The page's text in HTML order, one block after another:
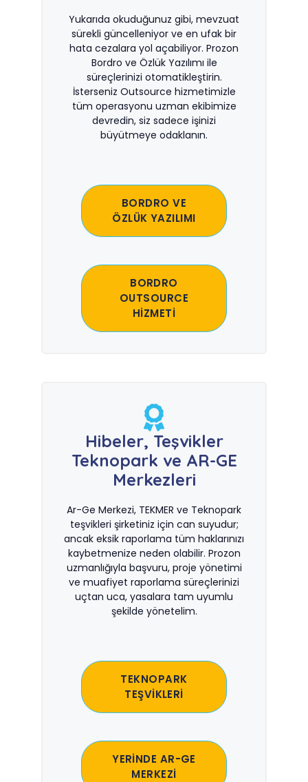
Yukarıda okuduğunuz gibi, mevzuat
sürekli güncelleniyor ve en ufak bir
hata cezalara yol açabiliyor. Prozon
Bordro ve Özlük Yazılımı ile
süreçlerinizi otomatikleştirin.
İsterseniz Outsource hizmetimizle
tüm operasyonu uzman ekibimize
devredin, siz sadece işinizi
büyütmeye odaklanın.
BORDRO VE
ÖZLÜK YAZILIMI
BORDRO
OUTSOURCE
HİZMETİ
Hibeler, Teşvikler
Teknopark ve AR-GE
Merkezleri
Ar-Ge Merkezi, TEKMER ve Teknopark
teşvikleri şirketiniz için can suyudur;
ancak eksik raporlama tüm haklarınızı
kaybetmenize neden olabilir. Prozon
uzmanlığıyla başvuru, proje yönetimi
ve muafiyet raporlama süreçlerinizi
uçtan uca, yasalara tam uyumlu
şekilde yönetelim.
TEKNOPARK
TEŞVİKLERİ
YERİNDE AR-GE
MERKEZİ